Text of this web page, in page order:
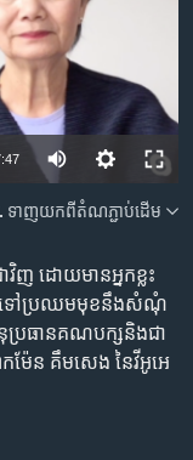
available
ទាញ​យក​ពី​តំណភ្ជាប់​ដើម
ញ ដោយមានអ្នកខ្លះ
ម្បីទៅប្រឈមមុខនឹងសំណុំ
ប្រធានគណបក្សនិងជា
ម៉ែន គឹមសេង នៃវីអូអេ